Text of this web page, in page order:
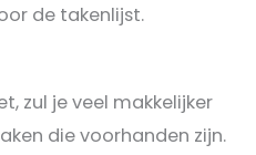
de takenlijst.
zul je veel makkelijker
die voorhanden zijn.